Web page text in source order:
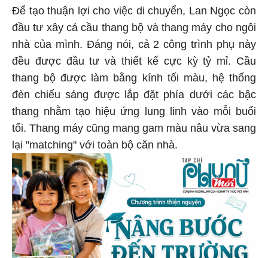
Để tạo thuận lợi cho việc di chuyển, Lan Ngọc còn
đầu tư xây cả cầu thang bộ và thang máy cho ngôi
nhà của mình. Đáng nói, cả 2 công trình phụ này
đều được đầu tư và thiết kế cực kỳ tỷ mỉ. Cầu
thang bộ được làm bằng kính tối màu, hệ thống
đèn chiếu sáng được lắp đặt phía dưới các bậc
thang nhằm tạo hiệu ứng lung linh vào mỗi buổi
tối. Thang máy cũng mang gam màu nâu vừa sang
lại "matching" với toàn bộ căn nhà.